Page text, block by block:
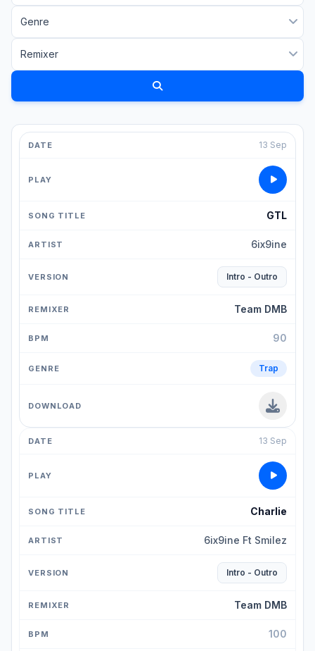
13 Sep
GTL
6ix9ine
Intro - Outro
Team DMB
90
Trap
13 Sep
Charlie
6ix9ine Ft Smilez
Intro - Outro
Team DMB
100